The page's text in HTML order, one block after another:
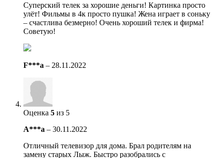
Суперский телек за хорошие деньги! Картинка просто
улёт! Фильмы в 4к просто пушка! Жена играет в соньку
– счастлива безмерно! Очень хороший телек и фирма!
Советую!
F***a – 28.11.2022
Оценка 5 из 5
A***a – 30.11.2022
Отличный телевизор для дома. Брал родителям на
замену старых Лыж. Быстро разобрались с